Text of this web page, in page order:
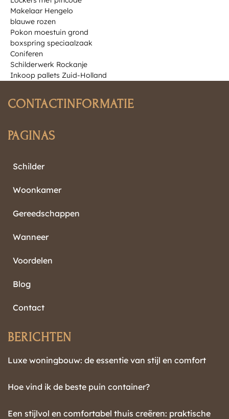
Makelaar Hengelo
blauwe rozen
Pokon moestuin grond
boxspring speciaalzaak
Coniferen
Schilderwerk Rockanje
Inkoop pallets Zuid-Holland
CONTACTINFORMATIE
PAGINAS
Schilder
Woonkamer
Gereedschappen
Wanneer
Voordelen
Blog
Contact
BERICHTEN
Luxe woningbouw: de essentie van stijl en comfort
Hoe vind ik de beste puin container?
Een stijlvol en comfortabel thuis creëren: praktische